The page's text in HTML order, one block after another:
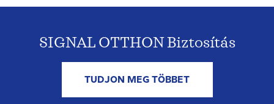
SIGNAL OTTHON Biztosítás
TUDJON MEG TÖBBET